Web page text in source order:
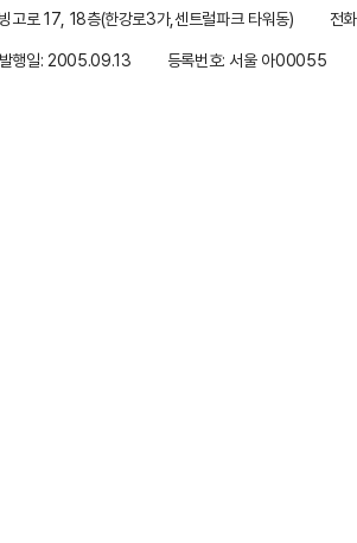
고로 17, 18층(한강로3가,센트럴파크 타워동)
전
행일: 2005.09.13 등록번호: 서울 아00055